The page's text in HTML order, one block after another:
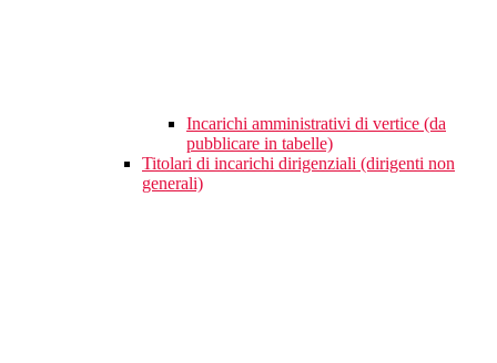
Incarichi amministrativi di vertice (da
pubblicare in tabelle)
Titolari di incarichi dirigenziali (dirigenti non
generali)